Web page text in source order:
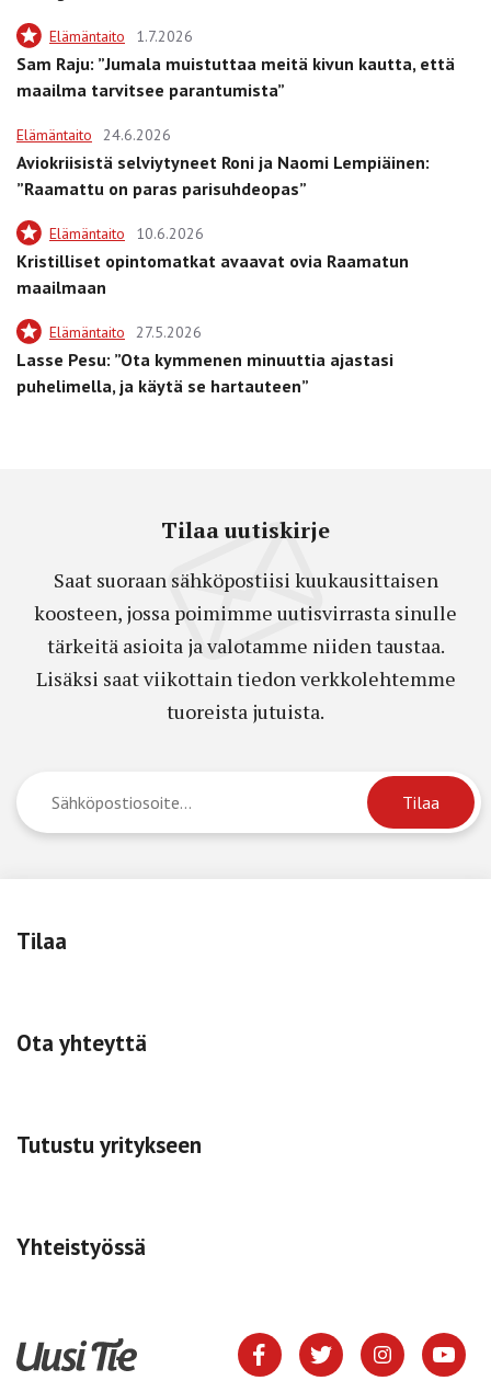
Elämäntaito 1.7.2026
Sam Raju: ”Jumala muistuttaa meitä kivun kautta, että
maailma tarvitsee parantumista”
Elämäntaito 24.6.2026
Aviokriisistä selviytyneet Roni ja Naomi Lempiäinen:
”Raamattu on paras parisuhdeopas”
Elämäntaito 10.6.2026
Kristilliset opintomatkat avaavat ovia Raamatun
maailmaan
Elämäntaito 27.5.2026
Lasse Pesu: ”Ota kymmenen minuuttia ajastasi
puhelimella, ja käytä se hartauteen”
Tilaa uutiskirje
Saat suoraan sähköpostiisi kuukausittaisen
koosteen, jossa poimimme uutisvirrasta sinulle
tärkeitä asioita ja valotamme niiden taustaa.
Lisäksi saat viikottain tiedon verkkolehtemme
tuoreista jutuista.
Tilaa
Ota yhteyttä
Tutustu yritykseen
Yhteistyössä